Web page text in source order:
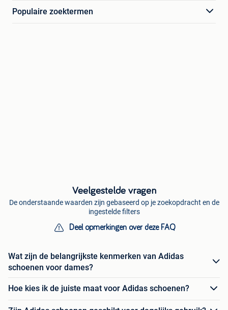
Populaire zoektermen
Veelgestelde vragen
De onderstaande waarden zijn gebaseerd op je zoekopdracht en de
ingestelde filters
Deel opmerkingen over deze FAQ
Wat zijn de belangrijkste kenmerken van Adidas
schoenen voor dames?
Hoe kies ik de juiste maat voor Adidas schoenen?